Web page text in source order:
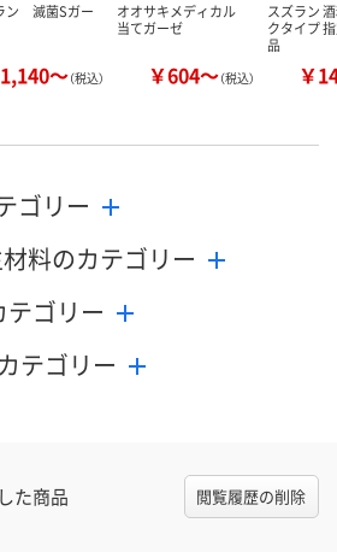
ン 滅菌Sガー
～（税込）
オオサキメディカル
当てガーゼ
￥604～（税込）
スズラン
クタイプ
品
￥
ゴリー
料のカテゴリー
ゴリー
テゴリー
た商品 閲覧履歴の削除